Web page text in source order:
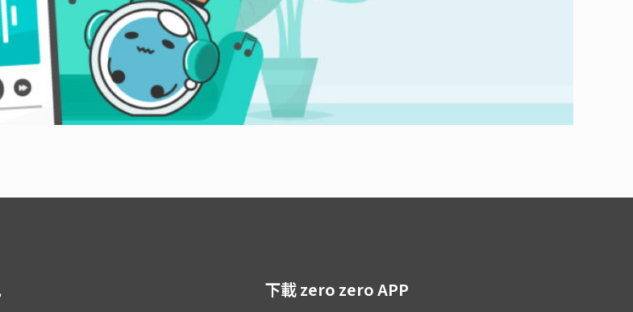
。zero zero 整理出「療癒型頻道」的 podcast 清單，如果你符合以下特點，就快來看看我們的推薦吧：
下載 zero zero APP